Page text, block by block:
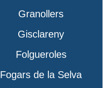
Granollers
Gisclareny
Folgueroles
Fogars de la Selva